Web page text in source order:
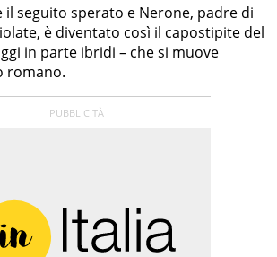
il seguito sperato e Nerone, padre di
è diventato così il capostipite del
in parte ibridi – che si muove
romano.